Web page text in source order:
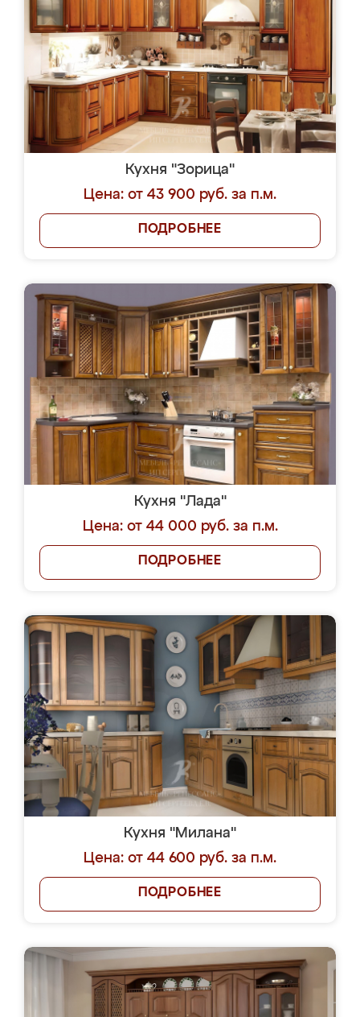
Кухня "Зорица"
Цена: от 43 900 руб. за п.м.
ПОДРОБНЕЕ
Кухня "Лада"
Цена: от 44 000 руб. за п.м.
ПОДРОБНЕЕ
Кухня "Милана"
Цена: от 44 600 руб. за п.м.
ПОДРОБНЕЕ